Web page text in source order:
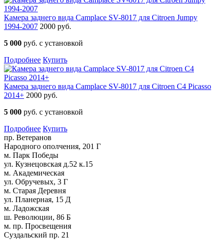
Камера заднего вида Camplace SV-8017 для Citroen Jumpy
1994-2007 2000 руб.
5 000 руб. с установкой
Подробнее Купить
Камера заднего вида Camplace SV-8017 для Citroen C4 Picasso
2014+ 2000 руб.
5 000 руб. с установкой
Подробнее Купить
пр. Ветеранов
Народного ополчения, 201 Г
м. Парк Победы
ул. Кузнецовская д.52 к.15
м. Академическая
ул. Обручевых, 3 Г
м. Старая Деревня
ул. Планерная, 15 Д
м. Ладожская
ш. Революции, 86 Б
м. пр. Просвещения
Суздальский пр. 21